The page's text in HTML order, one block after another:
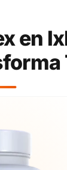
en